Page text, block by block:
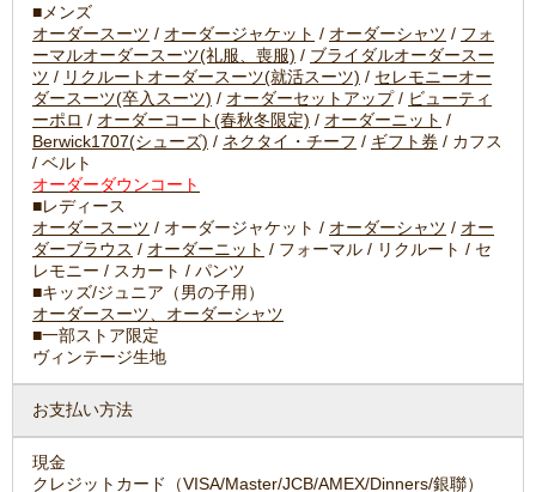
■メンズ
オーダースーツ / オーダージャケット / オーダーシャツ / フォ
ーマルオーダースーツ(礼服、喪服) / ブライダルオーダースー
ツ / リクルートオーダースーツ(就活スーツ) / セレモニーオー
ダースーツ(卒入スーツ) / オーダーセットアップ/ ビューティ
ーポロ / オーダーコート(春秋冬限定) / オーダーニット /
Berwick1707(シューズ) / ネクタイ・チーフ / ギフト券 / カフス
/ ベルト
オーダーダウンコート
■レディース
オーダースーツ / オーダージャケット / オーダーシャツ / オー
ダーブラウス / オーダーニット / フォーマル / リクルート / セ
レモニー / スカート / パンツ
■キッズ/ジュニア（男の子用）
オーダースーツ、オーダーシャツ
■一部ストア限定
ヴィンテージ生地
お支払い方法
現金
クレジットカード（VISA/Master/JCB/AMEX/Dinners/銀聯）